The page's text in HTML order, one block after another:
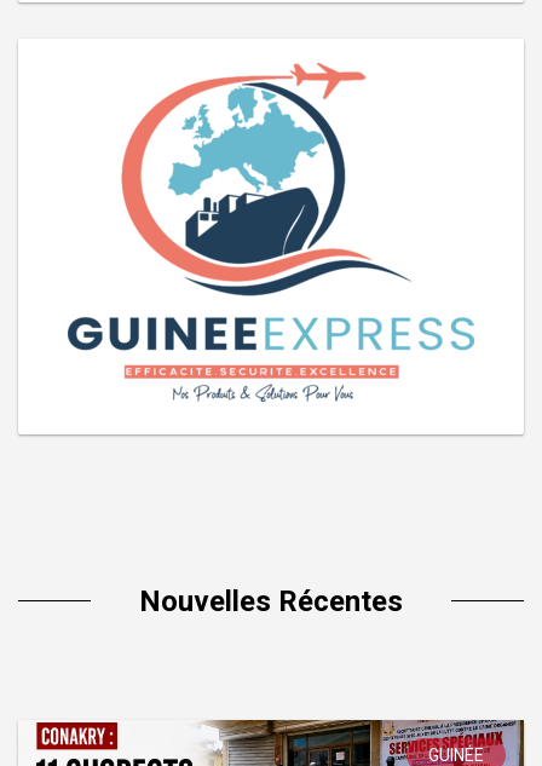
Nouvelles Récentes
GUINÉE